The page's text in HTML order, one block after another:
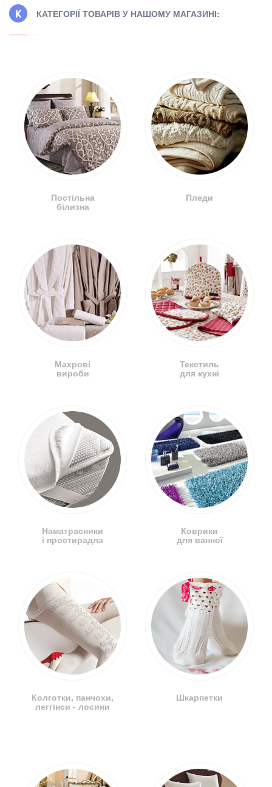
КАТЕГОРІЇ ТОВАРІВ У НАШОМУ МАГАЗИНІ:
Постільна
білизна
Махрові
вироби
Наматрасники
і простирадла
Колготки, панчохи,
леггінси - лосини
Пледи
Текстиль
для кухні
Коврики
для ванної
Шкарпетки